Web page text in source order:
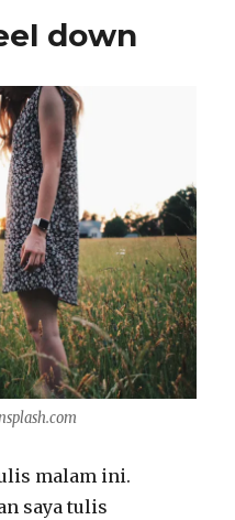
from
down
malam ini.
saya tulis